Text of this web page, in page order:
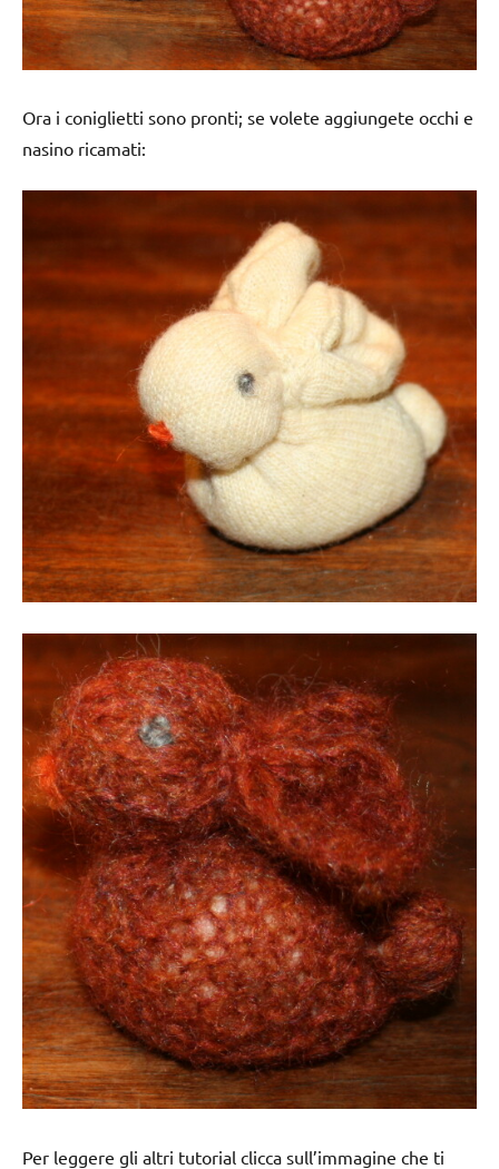
Ora i coniglietti sono pronti; se volete aggiungete occhi e
nasino ricamati:
Per leggere gli altri tutorial clicca sull’immagine che ti